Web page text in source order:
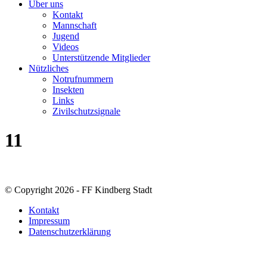
Über uns
Kontakt
Mannschaft
Jugend
Videos
Unterstützende Mitglieder
Nützliches
Notrufnummern
Insekten
Links
Zivilschutzsignale
11
© Copyright 2026 - FF Kindberg Stadt
Kontakt
Impressum
Datenschutzerklärung